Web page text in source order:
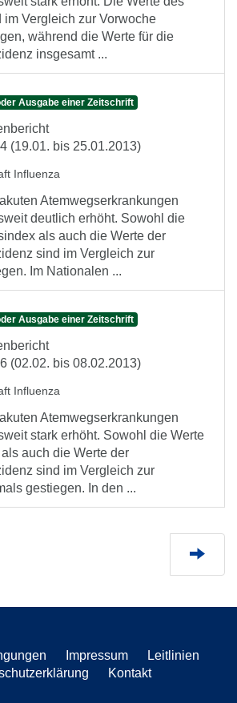
im Vergleich zur Vorwoche
während die Werte für die
insgesamt ...
Ausgabe einer Zeitschrift
(19.01. bis 25.01.2013)
Influenza
Atemwegserkrankungen
deutlich erhöht. Sowohl die
als auch die Werte der
sind im Vergleich zur
Im Nationalen ...
Ausgabe einer Zeitschrift
(02.02. bis 08.02.2013)
Influenza
Atemwegserkrankungen
stark erhöht. Sowohl die Werte
auch die Werte der
sind im Vergleich zur
gestiegen. In den ...
Impressum
Leitlinien
Kontakt